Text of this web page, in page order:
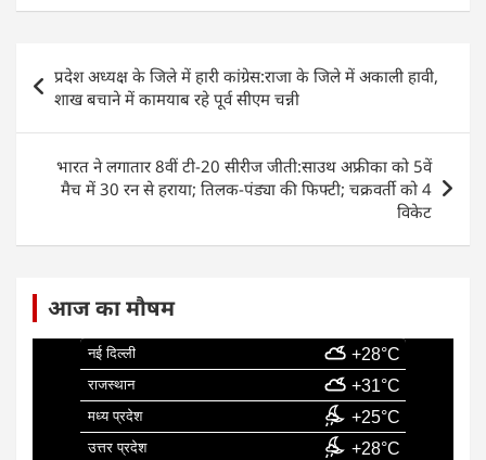
c
e
b
o
o
k
at
s
A
p
p
k
e
dI
n
ai
l
ar
e
Post
navigation
प्रदेश अध्यक्ष के जिले में हारी कांग्रेस:राजा के जिले में अकाली हावी,
शाख बचाने में कामयाब रहे पूर्व सीएम चन्नी
भारत ने लगातार 8वीं टी-20 सीरीज जीती:साउथ अफ्रीका को 5वें
मैच में 30 रन से हराया; तिलक-पंड्या की फिफ्टी; चक्रवर्ती को 4
विकेट
आज का मौषम
नई दिल्ली +28°C
राजस्थान +31°C
मध्य प्रदेश +25°C
उत्तर प्रदेश +28°C